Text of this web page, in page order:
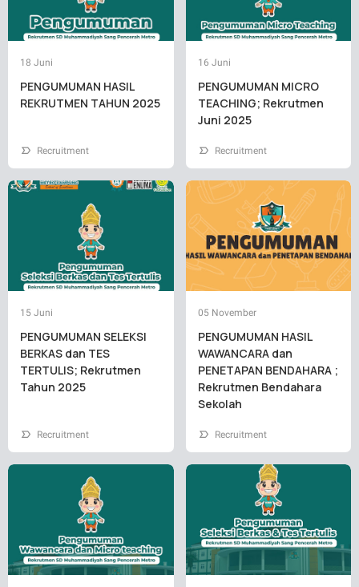
18 Juni
PENGUMUMAN HASIL
REKRUTMEN TAHUN 2025
Recruitment
16 Juni
PENGUMUMAN MICRO
TEACHING; Rekrutmen
Juni 2025
Recruitment
15 Juni
PENGUMUMAN SELEKSI
BERKAS dan TES
TERTULIS; Rekrutmen
Tahun 2025
Recruitment
05 November
PENGUMUMAN HASIL
WAWANCARA dan
PENETAPAN BENDAHARA ;
Rekrutmen Bendahara
Sekolah
Recruitment